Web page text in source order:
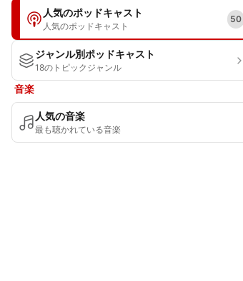
人気のポッドキャスト
人気のポッドキャスト
50
ジャンル別ポッドキャスト
18のトピックジャンル
音楽
人気の音楽
最も聴かれている音楽